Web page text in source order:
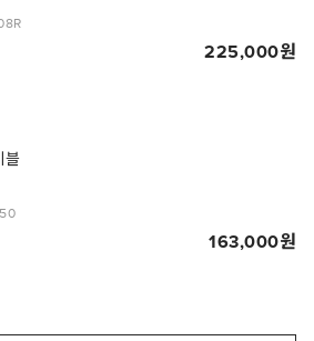
225,000
블
163,000